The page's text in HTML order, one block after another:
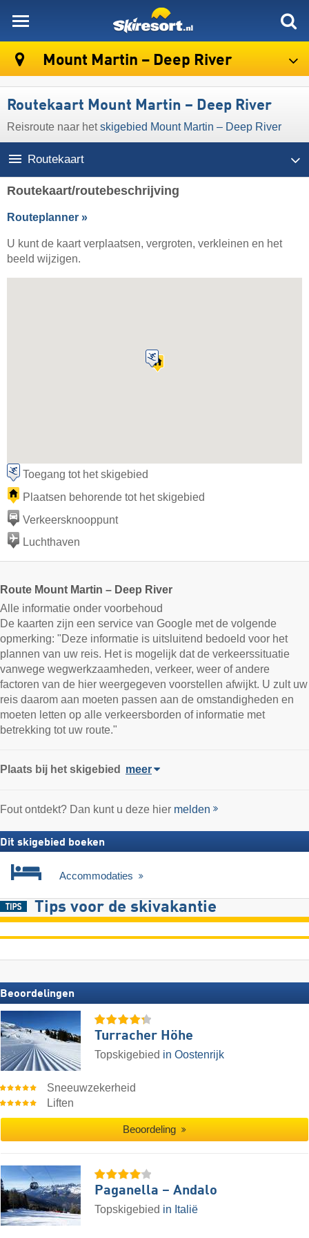
Mount Martin – Deep River
Routekaart Mount Martin – Deep River
Reisroute naar hetskigebied Mount Martin – Deep River
Routekaart
Routekaart/routebeschrijving
Routeplanner »
U kunt de kaart verplaatsen, vergroten, verkleinen en het
beeld wijzigen.
Toegang tot het skigebied
Plaatsen behorende tot het skigebied
Verkeersknooppunt
Luchthaven
Route Mount Martin – Deep River
Alle informatie onder voorbehoud
De kaarten zijn een service van Google met de volgende
opmerking: "Deze informatie is uitsluitend bedoeld voor het
plannen van uw reis. Het is mogelijk dat de verkeerssituatie
vanwege wegwerkzaamheden, verkeer, weer of andere
factoren van de hier weergegeven voorstellen afwijkt. U zult uw
reis daarom aan moeten passen aan de omstandigheden en
moeten letten op alle verkeersborden of informatie met
betrekking tot uw route."
Plaats bij het skigebied meer
Fout ontdekt? Dan kunt u deze hier melden
Dit skigebied boeken
Accommodaties
Tips voor de skivakantie
Beoordelingen
Turracher Höhe
Topskigebied in Oostenrijk
Sneeuwzekerheid
Liften
Beoordeling
Paganella – Andalo
Topskigebied in Italië